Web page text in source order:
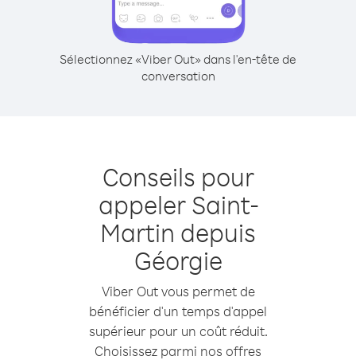
Sélectionnez «Viber Out» dans l'en-tête de
conversation
Conseils pour
appeler Saint-
Martin depuis
Géorgie
Viber Out vous permet de
bénéficier d'un temps d'appel
supérieur pour un coût réduit.
Choisissez parmi nos offres